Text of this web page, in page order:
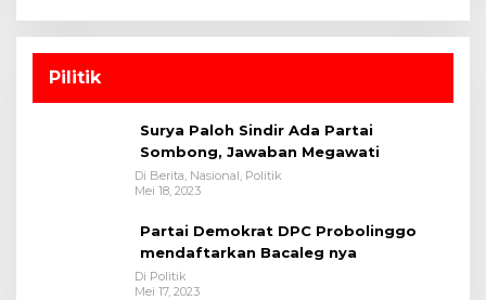
Pilitik
Surya Paloh Sindir Ada Partai
Sombong, Jawaban Megawati
Di Berita, Nasional, Politik
Mei 18, 2023
Partai Demokrat DPC Probolinggo
mendaftarkan Bacaleg nya
Di Politik
Mei 17, 2023